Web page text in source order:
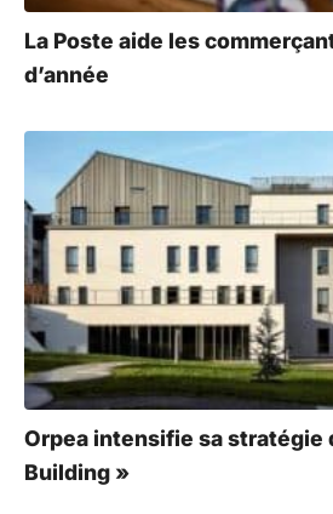
La Poste aide les
d’année
Orpea intensifie sa stratégie
Building »